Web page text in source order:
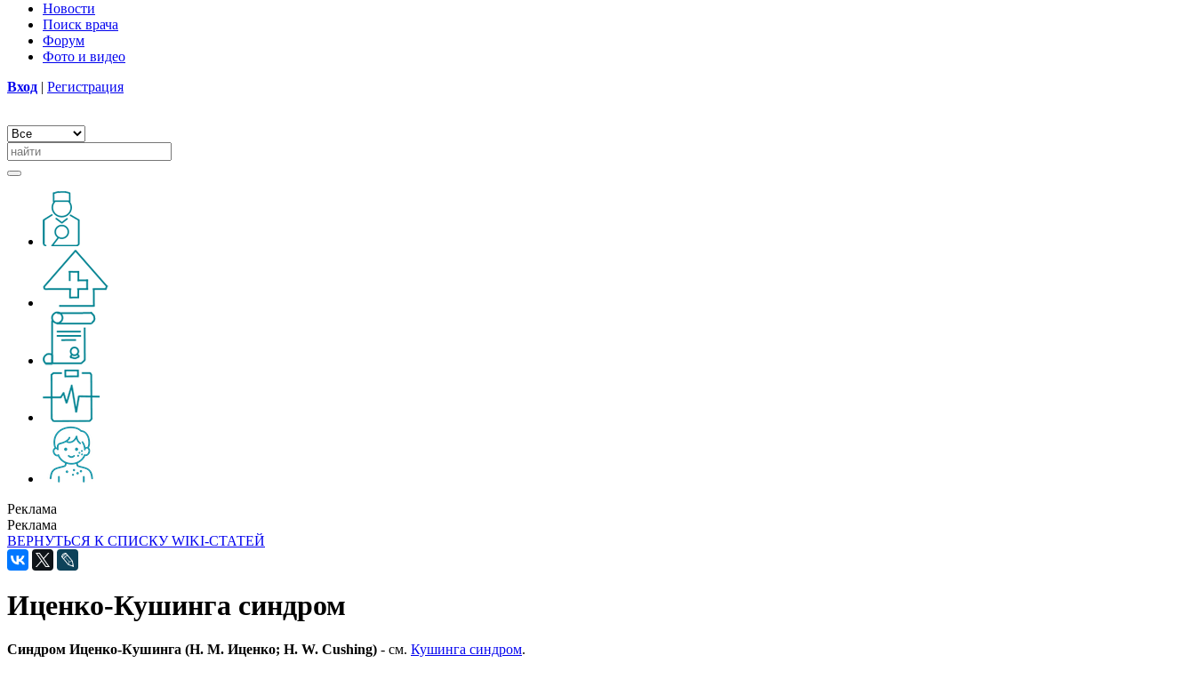
Новости
Поиск врача
Форум
Фото и видео
Вход | Регистрация
Реклама
Реклама
ВЕРНУТЬСЯ К СПИСКУ WIKI-СТАТЕЙ
Иценко-Кушинга синдром
Синдром Иценко-Кушинга (Н. М. Иценко; Н. W. Cushing) - см. Кушинга синдром.